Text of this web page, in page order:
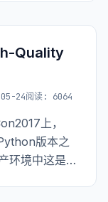
Quality
24阅读: 6064
上，
版本之
环境中这是一